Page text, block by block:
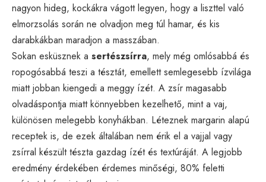
nagyon hideg, kockákra vágott legyen, hogy a liszttel való
elmorzsolás során ne olvadjon meg túl hamar, és kis
darabkákban maradjon a masszában.
Sokan esküsznek a sertészsírra, mely még omlósabbá és
ropogósabbá teszi a tésztát, emellett semlegesebb ízvilága
miatt jobban kiengedi a meggy ízét. A zsír magasabb
olvadáspontja miatt könnyebben kezelhető, mint a vaj,
különösen melegebb konyhákban. Léteznek margarin alapú
receptek is, de ezek általában nem érik el a vajjal vagy
zsírral készült tészta gazdag ízét és textúráját. A legjobb
eredmény érdekében érdemes minőségi, 80% feletti